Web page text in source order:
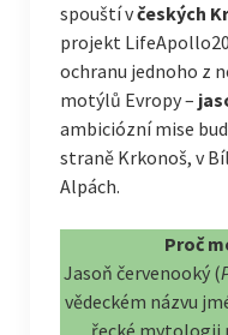
spouští včeských
projekt
ochranu jednoho z
motýlů Evropy –
ambiciózní mise
straně Krkonoš, v
Alpách.
Proč
Jasoň červenooký (
vědeckém názvu